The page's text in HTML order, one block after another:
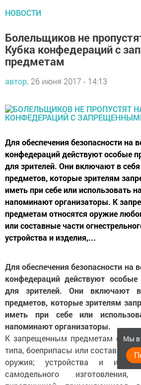
НОВОСТИ
Болельщиков не
Кубка конфедераций с
предметам
автор, 26 июня 2017 - 14:13
Для обеспечения безопасности на
конфедераций действуют особые
для зрителей. Они включают в себя
предметов, которые зрителям
иметь при себе или использовать
напоминают организаторы. К
предметам относятся оружие
или составные части
устройства и изделия,...
Для обеспечения безопасности на
конфедераций действуют особые
для зрителей. Они включают
предметов, которые зрителям
иметь при себе или
напоминают организаторы.
К запрещенным предметам
типа, боеприпасы или составные
оружия; устройства и
самодельного
Мы в